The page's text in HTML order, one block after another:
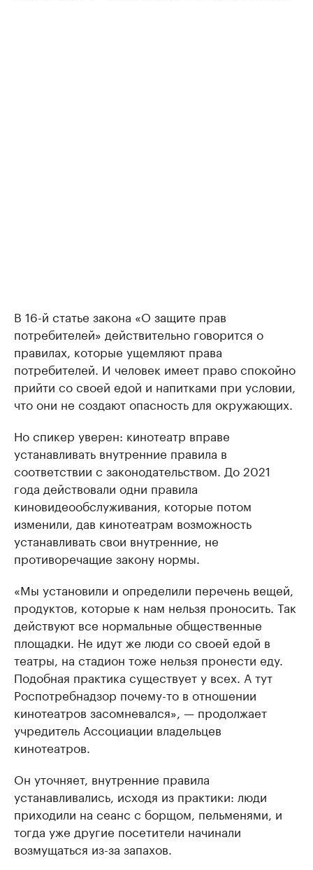
В 16-й статье закона «О защите прав
потребителей» действительно говорится о
правилах, которые ущемляют права
потребителей. И человек имеет право спокойно
прийти со своей едой и напитками при условии,
что они не создают опасность для окружающих.
Но спикер уверен: кинотеатр вправе
устанавливать внутренние правила в
соответствии с законодательством. До 2021
года действовали одни правила
киновидеообслуживания, которые потом
изменили, дав кинотеатрам возможность
устанавливать свои внутренние, не
противоречащие закону нормы.
«Мы установили и определили перечень вещей,
продуктов, которые к нам нельзя проносить. Так
действуют все нормальные общественные
площадки. Не идут же люди со своей едой в
театры, на стадион тоже нельзя пронести еду.
Подобная практика существует у всех. А тут
Роспотребнадзор почему-то в отношении
кинотеатров засомневался», — продолжает
учредитель Ассоциации владельцев
кинотеатров.
Он уточняет, внутренние правила
устанавливались, исходя из практики: люди
приходили на сеанс с борщом, пельменями, и
тогда уже другие посетители начинали
возмущаться из-за запахов.